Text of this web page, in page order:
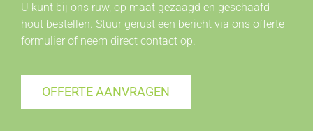
U kunt bij ons ruw, op maat gezaagd en geschaafd
hout bestellen. Stuur gerust een bericht via ons offerte
formulier of neem direct contactop.
OFFERTE AANVRAGEN